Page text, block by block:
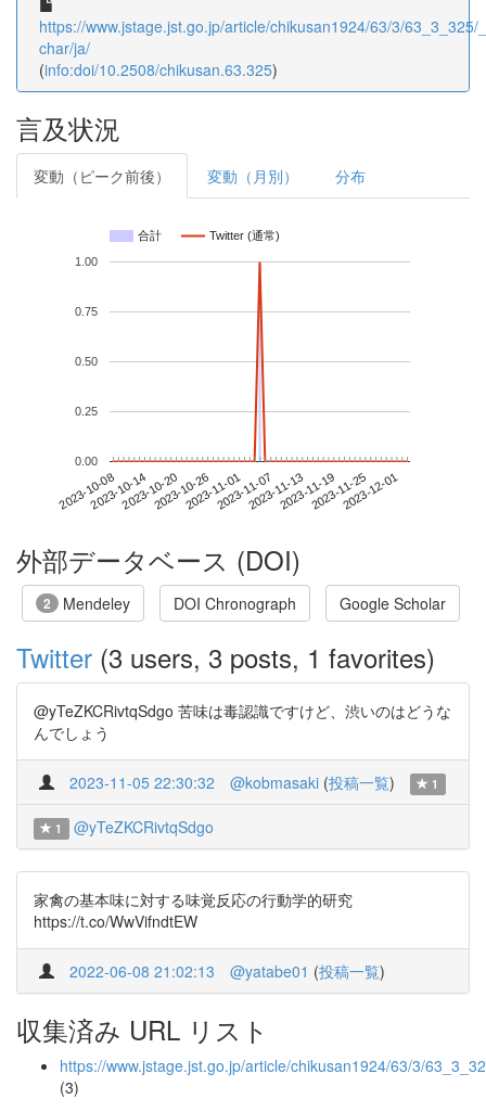
https://www.jstage.jst.go.jp/article/chikusan1924/63/3/63_3_325/
char/ja/
(info:doi/10.2508/chikusan.63.325)
言及状況
変動（ピーク前後） 変動（月別） 分布
合計 Twitter (通常)
2023-10-082023-10-142023-10-202023-10-262023-11-012023-11-072023-11-132023-11-192023-11-252023-12-01
0.00
0.25
0.50
0.75
1.00
外部データベース (DOI)
2 Mendeley DOI Chronograph Google Scholar
Twitter (3 users, 3 posts, 1 favorites)
@yTeZKCRivtqSdgo 苦味は毒認識ですけど、渋いのはどうな
んでしょう
2023-11-05 22:30:32 @kobmasaki (投稿一覧) 1
1 @yTeZKCRivtqSdgo
家禽の基本味に対する味覚反応の行動学的研究
https://t.co/WwVifndtEW
2022-06-08 21:02:13 @yatabe01 (投稿一覧)
収集済み URL リスト
https://www.jstage.jst.go.jp/article/chikusan1924/63/3/
(3)